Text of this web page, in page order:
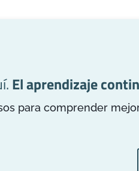
El aprendizaje
para comprender